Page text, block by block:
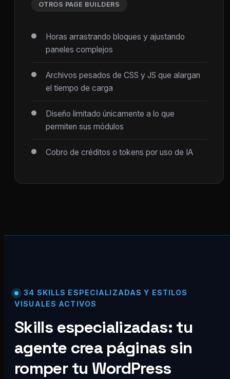
OTROS PAGE BUILDERS
Horas arrastrando bloques y ajustando
paneles complejos
Archivos pesados de CSS y JS que alargan
el tiempo de carga
Diseño limitado únicamente a lo que
permiten sus módulos
Cobro de créditos o tokens por uso de IA
34 SKILLS ESPECIALIZADAS Y ESTILOS
VISUALES ACTIVOS
Skills especializadas: tu
agente crea páginas sin
romper tu WordPress